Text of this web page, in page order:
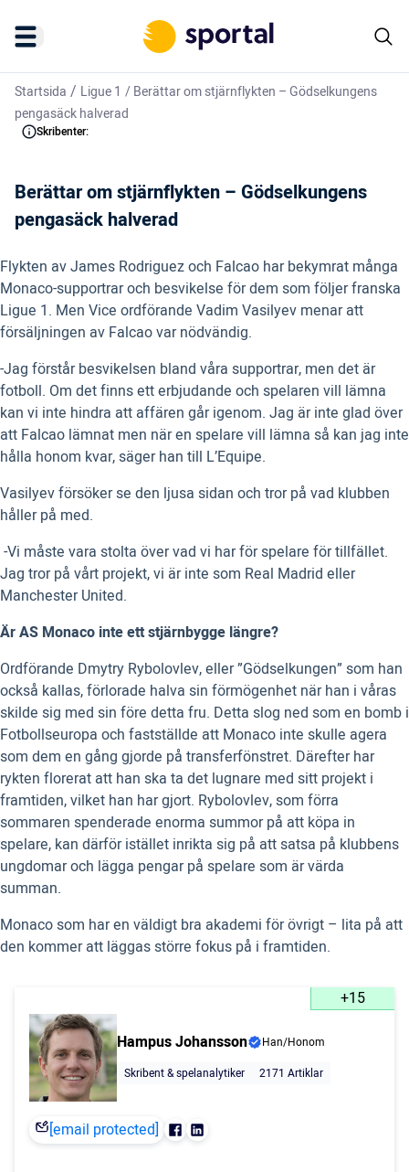
Startsida / Ligue 1 /Berättar om stjärnflykten – Gödselkungens
pengasäck halverad
Skribenter:
Berättar om stjärnflykten – Gödselkungens
pengasäck halverad
Flykten av James Rodriguez och Falcao har bekymrat många
Monaco-supportrar och besvikelse för dem som följer franska
Ligue 1. Men Vice ordförande Vadim Vasilyev menar att
försäljningen av Falcao var nödvändig.
-Jag förstår besvikelsen bland våra supportrar, men det är
fotboll. Om det finns ett erbjudande och spelaren vill lämna
kan vi inte hindra att affären går igenom. Jag är inte glad över
att Falcao lämnat men när en spelare vill lämna så kan jag inte
hålla honom kvar, säger han till L’Equipe.
Vasilyev försöker se den ljusa sidan och tror på vad klubben
håller på med.
-Vi måste vara stolta över vad vi har för spelare för tillfället.
Jag tror på vårt projekt, vi är inte som Real Madrid eller
Manchester United.
Är AS Monaco inte ett stjärnbygge längre?
Ordförande Dmytry Rybolovlev, eller ”Gödselkungen” som han
också kallas, förlorade halva sin förmögenhet när han i våras
skilde sig med sin före detta fru. Detta slog ned som en bomb i
Fotbollseuropa och fastställde att Monaco inte skulle agera
som dem en gång gjorde på transferfönstret. Därefter har
rykten florerat att han ska ta det lugnare med sitt projekt i
framtiden, vilket han har gjort. Rybolovlev, som förra
sommaren spenderade enorma summor på att köpa in
spelare, kan därför istället inrikta sig på att satsa på klubbens
ungdomar och lägga pengar på spelare som är värda
summan.
Monaco som har en väldigt bra akademi för övrigt – lita på att
den kommer att läggas större fokus på i framtiden.
+15
Hampus Johansson
Han/Honom
Skribent & spelanalytiker
2171 Artiklar
[email protected]